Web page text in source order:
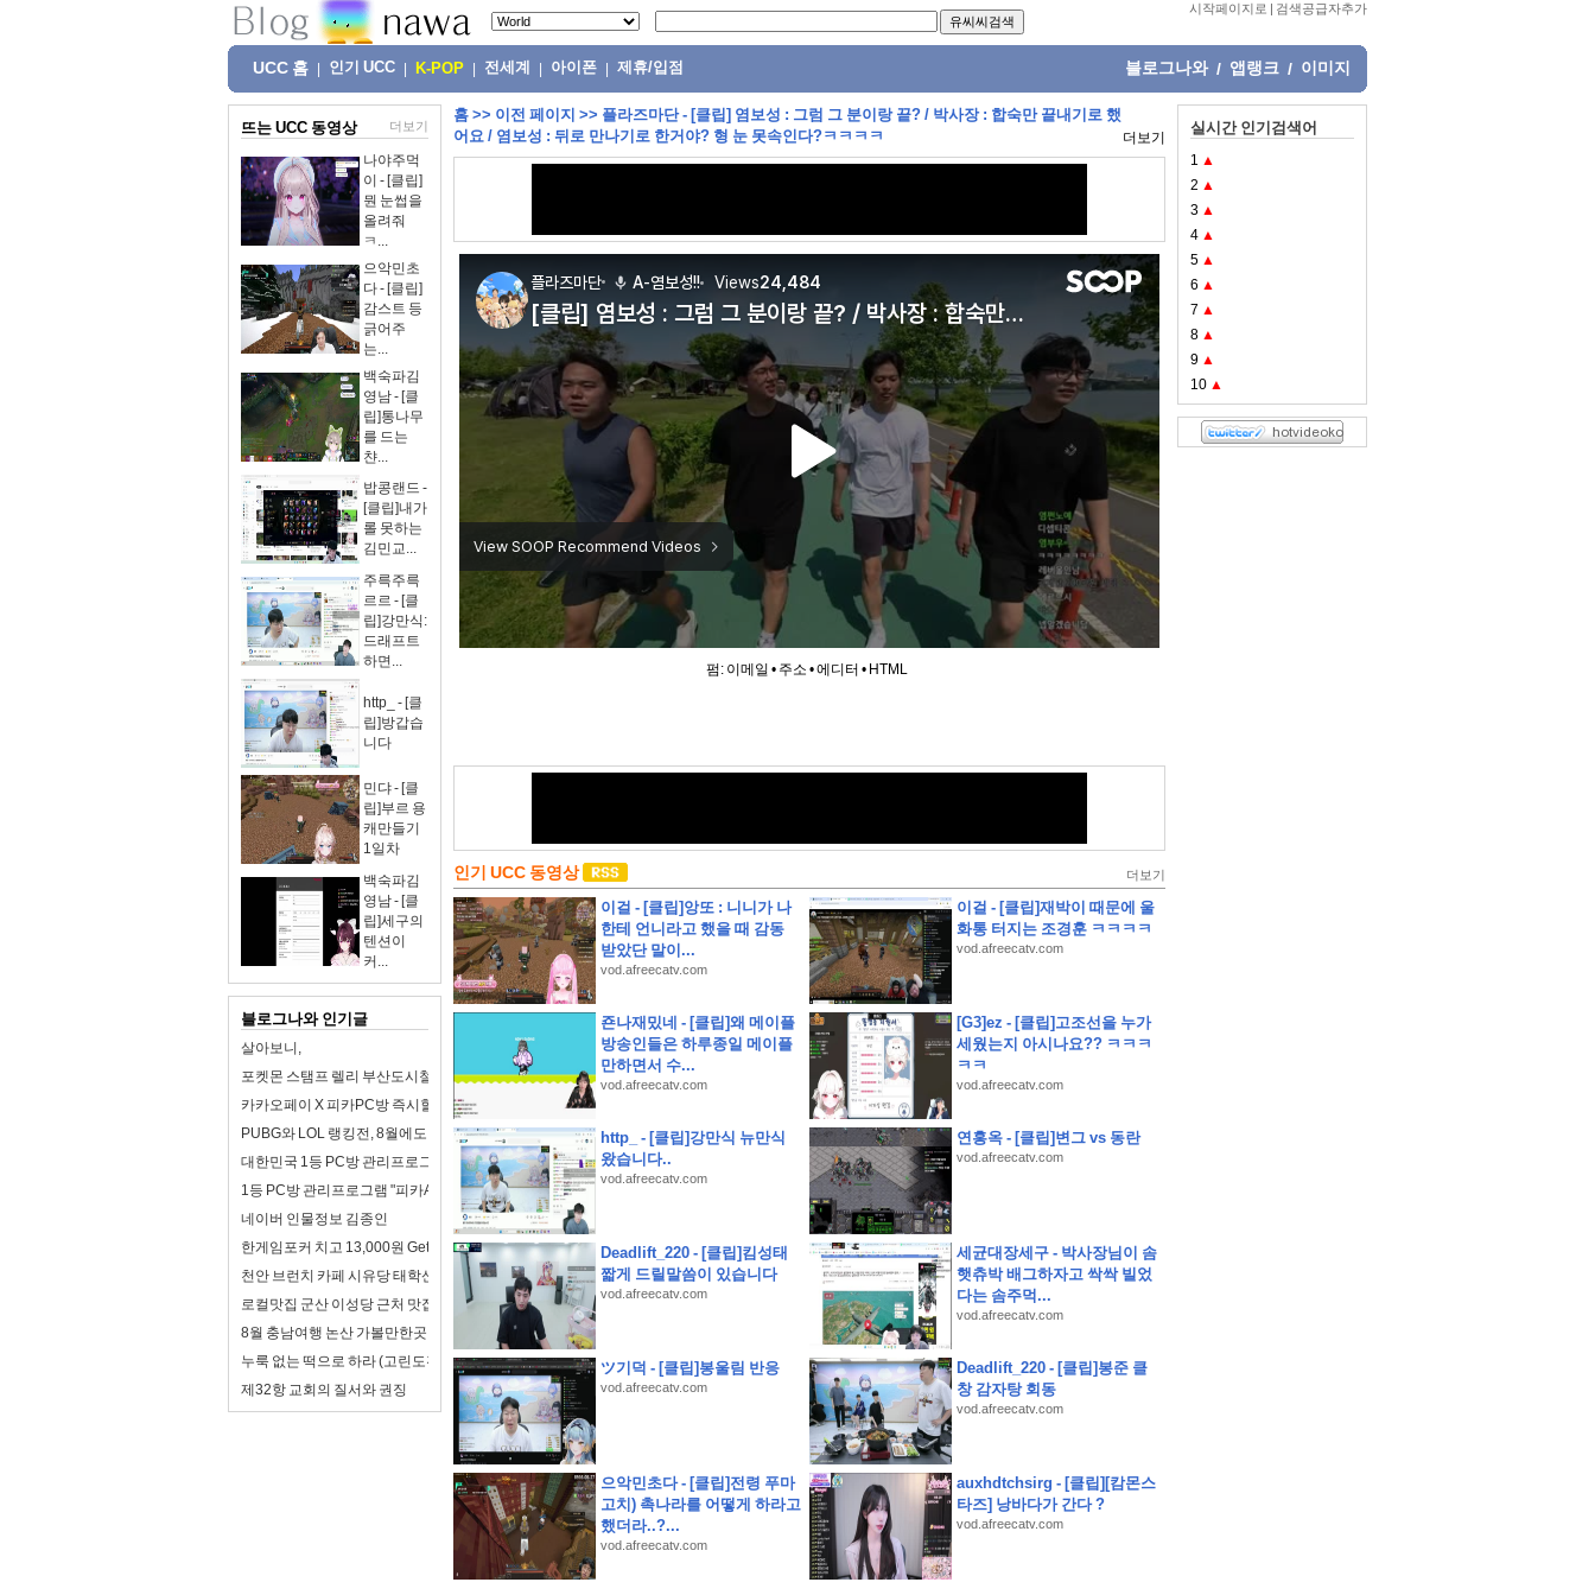
시작페이지로 | 검색공급자추가
UCC 홈 인기 UCC K-POP 전세계 아이폰 제휴/입점 블로그나와 / 앱랭크 / 이미지
뜨는 UCC 동영상 더보기
나야주먹
이 - [클립]
뭔 눈썹을
올려줘
ㅋ...
으악민초
다 - [클립]
감스트 등
긁어주
는...
백숙파김
영남 - [클
립]통나무
를 드는
챤...
밥콩랜드 -
[클립]내가
롤 못하는
김민교...
주륵주륵
르르 - [클
립]강만식:
드래프트
하면...
http_ - [클
립]방갑습
니다
민댜 - [클
립]부르 용
캐만들기
1일차
백숙파김
영남 - [클
립]세구의
텐션이
커...
블로그나와 인기글
살아보니,
포켓몬 스탬프 렐리 부산도시철도 (1)
카카오페이 X 피카PC방 즉시할인!
PUBG와 LOL 랭킹전, 8월에도 계속 됩니다!
대한민국 1등 PC방 관리프로그램 "피카"
1등 PC방 관리프로그램 "피카AI" 탐구생활
네이버 인물정보 김종인
한게임포커 치고 13,000원 Get!!!
천안 브런치 카페 시유당 태학산자연휴양림 산책과 함께 천안 데이트 코스로 완벽한 브런치맛집
로컬맛집 군산 이성당 근처 맛집 진성원 물짜장 솔직후기, 경암동 철길마을 근처가 더 맞다.
8월 충남여행 논산 가볼만한곳 무료개방 배롱나무꽃 절정 여름꽃 만개한 300년 명재고택
누룩 없는 떡으로 하라 (고린도전서5장 1-8절)
제32항 교회의 질서와 권징
홈 >> 이전 페이지 >> 플라즈마단 - [클립] 염보성 : 그럼 그 분이랑 끝? / 박사장 : 합숙만 끝내기로 했
어요 / 염보성 : 뒤로 만나기로 한거야? 형 눈 못속인다?ㅋㅋㅋㅋ
더보기
펌: 이메일 • 주소 •에디터 • HTML
인기 UCC 동영상 더보기
이걸 - [클립]앙또 : 니니가 나
한테 언니라고 했을 때 감동
받았단 말이...
vod.afreecatv.com
이걸 - [클립]재박이 때문에 울
화통 터지는 조경훈 ㅋㅋㅋㅋ
vod.afreecatv.com
죤나재밌네 - [클립]왜 메이플
방송인들은 하루종일 메이플
만하면서 수...
vod.afreecatv.com
[G3]ez - [클립]고조선을 누가
세웠는지 아시나요?? ㅋㅋㅋ
ㅋㅋ
vod.afreecatv.com
http_ - [클립]강만식 뉴만식
왔습니다..
vod.afreecatv.com
연홍옥 - [클립]변그 vs 동란
vod.afreecatv.com
Deadlift_220 - [클립]킴성태
짧게 드릴말씀이 있습니다
vod.afreecatv.com
세균대장세구 - 박사장님이 솜
햇츄박 배그하자고 싹싹 빌었
다는 솜주먹...
vod.afreecatv.com
ツ기덕 - [클립]봉울림 반응
vod.afreecatv.com
Deadlift_220 - [클립]봉준 클
창 감자탕 회동
vod.afreecatv.com
으악민초다 - [클립]전령 푸마
고치) 촉나라를 어떻게 하라고
했더라..?...
vod.afreecatv.com
auxhdtchsirg - [클립][캄몬스
타즈] 낭바다가 간다 ?
vod.afreecatv.com
실시간 인기검색어
1 ▲
2 ▲
3 ▲
4 ▲
5 ▲
6 ▲
7 ▲
8 ▲
9 ▲
10 ▲